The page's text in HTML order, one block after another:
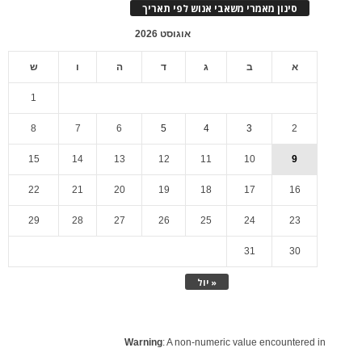
סינון מאמרי משאבי אנוש לפי תאריך
אוגוסט 2026
א ב ג ד ה ו ש
« יול
1
2
3
4
5
6
7
8
9
10
11
12
13
14
15
16
17
18
19
20
21
22
23
24
25
26
27
28
29
30
31
Warning: A non-numeric value encountered in